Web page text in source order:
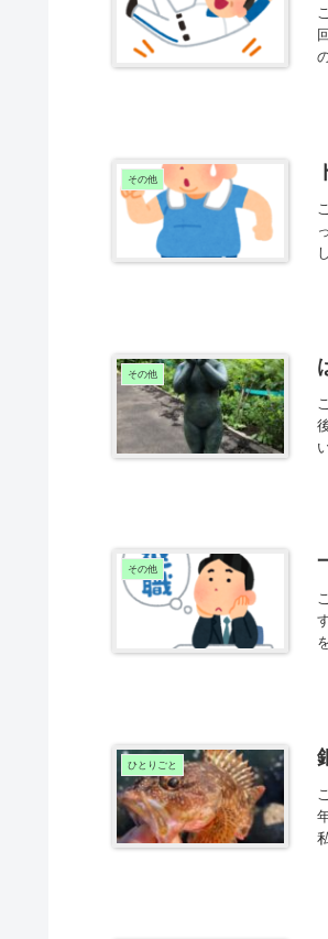
その他
その他
その他
ひとりごと